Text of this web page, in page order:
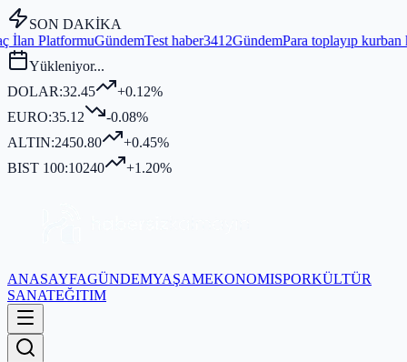
SON DAKİKA
Test haber3412GündemPara toplayıp kurban kesmediği iddia
Yükleniyor...
DOLAR:32.45
+0.12%
EURO:35.12
-0.08%
ALTIN:2450.80
+0.45%
BIST 100:10240 +1.20%
ANASAYFAGÜNDEMYAŞAMEKONOMISPORKÜLTÜR
SANATEĞITIM